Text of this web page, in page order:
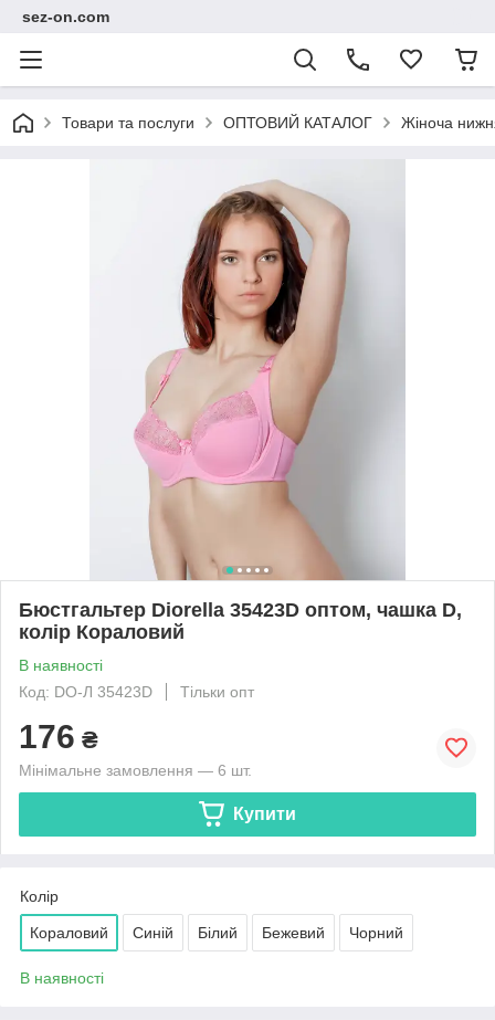
sez-on.com
Товари та послуги ОПТОВИЙ КАТАЛОГ Жіноча
Бюстгальтер Diorella 35423D оптом, чашка D,
колір Кораловий
В наявності
Код: DO-Л 35423D
Тільки опт
176 ₴
Мінімальне замовлення — 6 шт.
Купити
Колір
Кораловий Синій Білий Бежевий Чорний
В наявності